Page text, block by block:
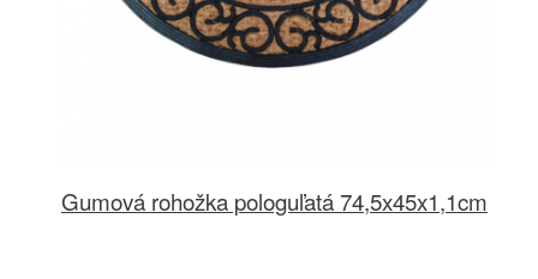
Gumová rohožka pologuľatá 74,5x45x1,1cm